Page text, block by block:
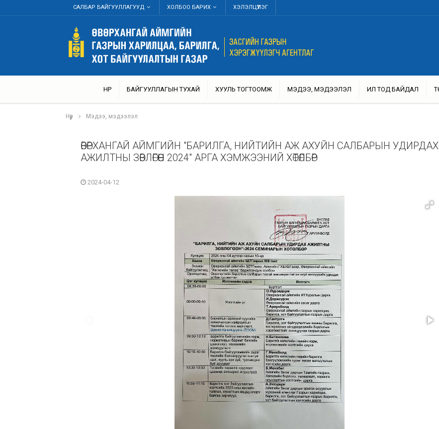
САЛБАР БАЙГУУЛЛАГУУД ХОЛБОО БАРИХ ХЭЛЭЛЦҮҮЛЭГ
НҮҮР БАЙГУУЛЛАГЫН ТУХАЙ ХУУЛЬ ТОГТООМЖ МЭДЭЭ, МЭДЭЭЛЭЛ ИЛ ТОД БАЙДАЛ
Нүүр Мэдээ, мэдээлэл
ӨВӨРХАНГАЙ АЙМГИЙН "БАРИЛГА, НИЙТИЙН АЖ АХУЙН САЛБАРЫН УДИРДАХ
АЖИЛТНЫ ЗӨВЛӨГӨӨН 2024" АРГА ХЭМЖЭЭНИЙ ХӨТӨЛБӨР
2024-04-12